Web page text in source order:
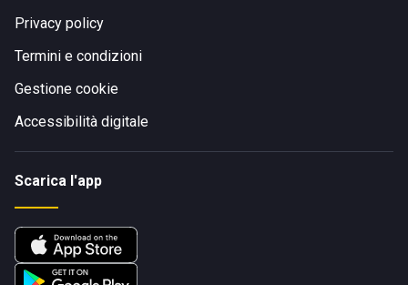
Privacy policy
Termini e condizioni
Gestione cookie
Accessibilità digitale
Scarica l'app